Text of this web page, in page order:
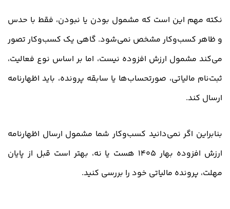
نکته مهم این است که مشمول بودن یا نبودن، فقط با حدس
و ظاهر کسب‌وکار مشخص نمی‌شود. گاهی یک کسب‌وکار تصور
می‌کند مشمول ارزش افزوده نیست، اما بر اساس نوع فعالیت،
ثبت‌نام مالیاتی، صورتحساب‌ها یا سابقه پرونده، باید اظهارنامه
ارسال کند.
بنابراین اگر نمی‌دانید کسب‌وکار شما مشمول ارسال اظهارنامه
ارزش افزوده بهار 1405 هست یا نه، بهتر است قبل از پایان
مهلت، پرونده مالیاتی خود را بررسی کنید.